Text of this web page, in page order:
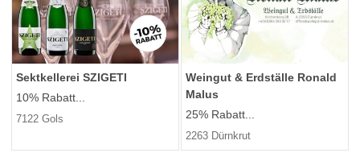
Sektkellerei SZIGETI
10% Rabatt...
7122 Gols
Weingut & Erdställe Ronald
Malus
25% Rabatt...
2263 Dürnkrut